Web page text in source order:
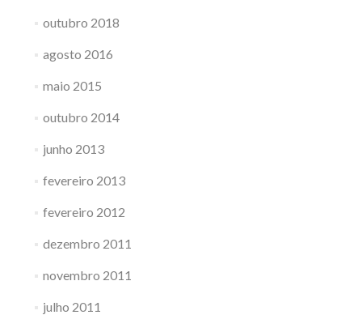
outubro 2018
agosto 2016
maio 2015
outubro 2014
junho 2013
fevereiro 2013
fevereiro 2012
dezembro 2011
novembro 2011
julho 2011